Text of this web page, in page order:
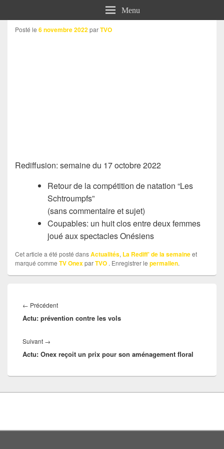
Menu
Posté le 6 novembre 2022parTVO
Rediffusion: semaine du 17 octobre 2022
Retour de la compétition de natation “Les
Schtroumpfs”
(sans commentaire et sujet)
Coupables: un huit clos entre deux femmes
joué aux spectacles Onésiens
Cet article a été posté dansActualités, La Rediff' de la semaineet
marqué comme TV OnexparTVO . Enregistrer le permalien.
de
← PrécédentArticle
précédent :
Actu: prévention contre les vols
Suivant →
suivant :
Actu: Onex reçoit un prix pour son aménagement floral